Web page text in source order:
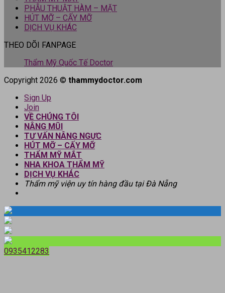
PHẪU THUẬT HÀM – MẶT
HÚT MỠ – CẤY MỠ
DỊCH VỤ KHÁC
THEO DÕI FANPAGE
Thẩm Mỹ Quốc Tế Doctor
Copyright 2026 © thammydoctor.com
Sign Up
Join
VỀ CHÚNG TÔI
NÂNG MŨI
TƯ VẤN NÂNG NGỰC
HÚT MỠ – CẤY MỠ
THẨM MỸ MẮT
NHA KHOA THẨM MỸ
DỊCH VỤ KHÁC
Thẩm mỹ viện uy tín hàng đầu tại Đà Nẵng
0935412283